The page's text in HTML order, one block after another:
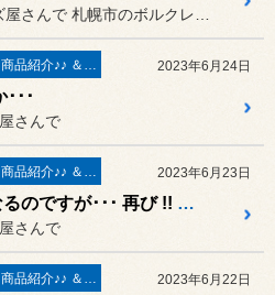
商品紹介♪♪ ＆ ”フィール”からのお知らせ。 2023年6月24日
･･･
さんで
商品紹介♪♪ ＆ ”フィール”からのお知らせ。 2023年6月23日
先月の話になるのですが･･･ 再び !! テインさん の本社＆工場の訪問と デモカー試乗をしてきました。
さんで
商品紹介♪♪ ＆ ”フィール”からのお知らせ。 2023年6月22日